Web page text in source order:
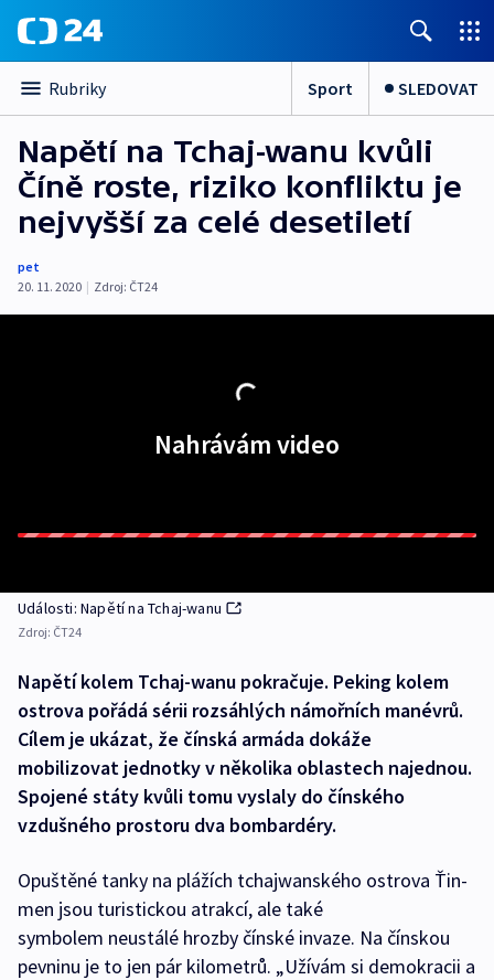
Rubriky Sport SLEDOVAT
Napětí na Tchaj-wanu kvůli
Číně roste, riziko konfliktu je
nejvyšší za celé desetiletí
pet
20. 11. 2020 | Zdroj: ČT24
Nahrávám video
Události: Napětí na Tchaj-wanu
Zdroj: ČT24
Napětí kolem Tchaj-wanu pokračuje. Peking kolem
ostrova pořádá sérii rozsáhlých námořních manévrů.
Cílem je ukázat, že čínská armáda dokáže
mobilizovat jednotky v několika oblastech najednou.
Spojené státy kvůli tomu vyslaly do čínského
vzdušného prostoru dva bombardéry.
Opuštěné tanky na plážích tchajwanského ostrova Ťin-
men jsou turistickou atrakcí, ale také
symbolem neustálé hrozby čínské invaze. Na čínskou
pevninu je to jen pár kilometrů. „Užívám si demokracii a